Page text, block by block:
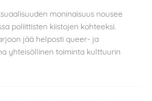
moninaisuus nousee
poliittisten kiistojen kohteeksi.
jää helposti queer- ja
yhteisöllinen toiminta kulttuurin